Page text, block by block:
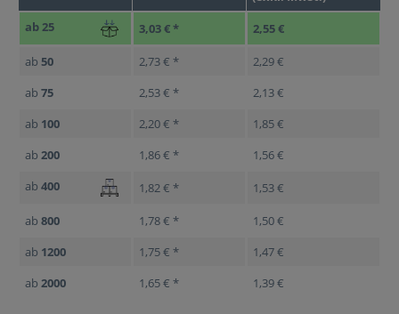
ab 25 3,03 € * 2,55 €
ab 50 2,73 € *
2,29 €
ab 75 2,53 € *
2,13 €
ab 100 2,20 € *
1,85 €
ab 200 1,86 € *
1,56 €
ab 400 1,82 € * 1,53 €
ab 800 1,78 € *
1,50 €
ab 1200 1,75 € *
1,47 €
ab 2000 1,65 € * 1,39 €